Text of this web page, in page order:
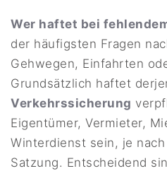
Wer haftet bei
der häufigsten Fragen
Gehwegen, Einfahrten
Grundsätzlich haftet
Verkehrssicherung
Eigentümer, Vermieter,
Winterdienst sein, je
Satzung. Entscheidend